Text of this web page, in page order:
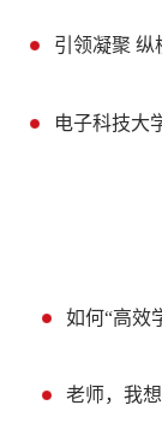
引领凝聚 纵
如何“高效
老师，我